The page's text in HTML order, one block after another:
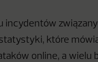
incydentów
które
online, a wielu